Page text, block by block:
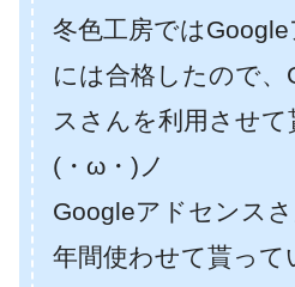
冬色工房では
には合格したので、
スさんを利用させて
(・ω・)ノ
Googleアドセンス
年間使わせて貰って